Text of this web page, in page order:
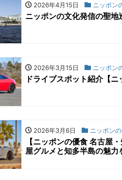
2026年4月15日 ニッポン
ニッポンの文化発信の聖
2026年3月15日 ニッポン
ドライブスポット紹介【
2026年3月6日 ニッポンの
【ニッポンの優食 名古屋
屋グルメと知多半島の魅力